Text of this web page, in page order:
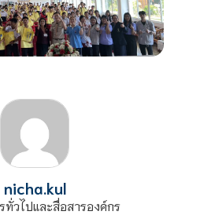
nicha.kul
ทั่วไปและสื่อสารองค์กร